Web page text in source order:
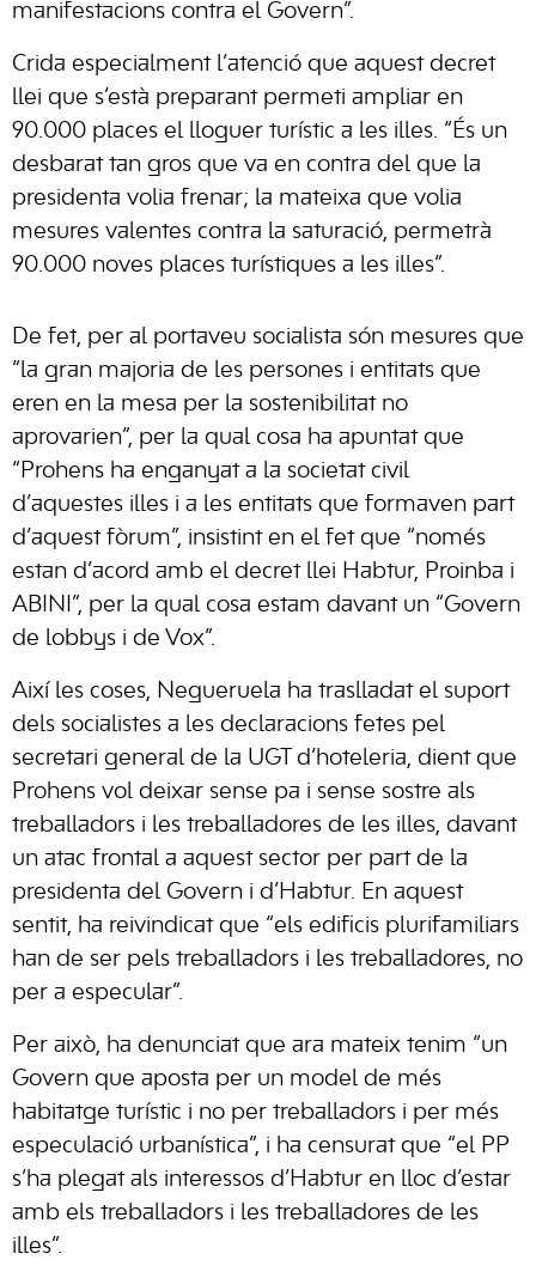
manifestacions contra el Govern”.
Crida especialment l’atenció que aquest decret
llei que s’està preparant permeti ampliar en
90.000 places el lloguer turístic a les illes. “És un
desbarat tan gros que va en contra del que la
presidenta volia frenar; la mateixa que volia
mesures valentes contra la saturació, permetrà
90.000 noves places turístiques a les illes”.
De fet, per al portaveu socialista són mesures que
“la gran majoria de les persones i entitats que
eren en la mesa per la sostenibilitat no
aprovarien”, per la qual cosa ha apuntat que
“Prohens ha enganyat a la societat civil
d’aquestes illes i a les entitats que formaven part
d’aquest fòrum”, insistint en el fet que “només
estan d’acord amb el decret llei Habtur, Proinba i
ABINI”, per la qual cosa estam davant un “Govern
de lobbys i de Vox”.
Així les coses, Negueruela ha traslladat el suport
dels socialistes a les declaracions fetes pel
secretari general de la UGT d’hoteleria, dient que
Prohens vol deixar sense pa i sense sostre als
treballadors i les treballadores de les illes, davant
un atac frontal a aquest sector per part de la
presidenta del Govern i d’Habtur. En aquest
sentit, ha reivindicat que “els edificis plurifamiliars
han de ser pels treballadors i les treballadores, no
per a especular”.
Per això, ha denunciat que ara mateix tenim “un
Govern que aposta per un model de més
habitatge turístic i no per treballadors i per més
especulació urbanística”, i ha censurat que “el PP
s’ha plegat als interessos d’Habtur en lloc d’estar
amb els treballadors i les treballadores de les
illes”.